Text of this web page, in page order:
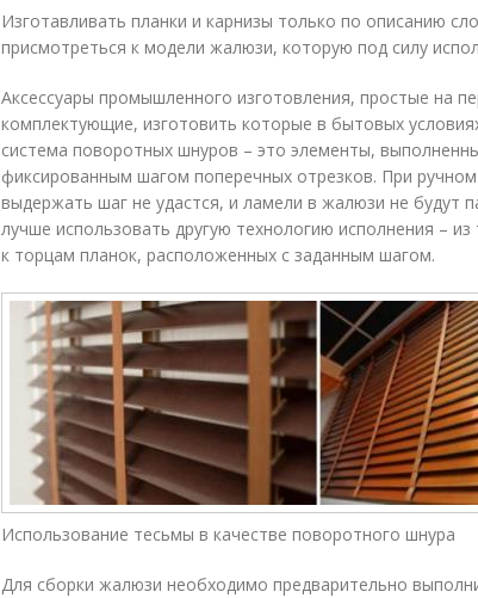
Изготавливать планки и карнизы только по описанию
присмотреться к модели жалюзи, которую под силу
Аксессуары промышленного изготовления, простые на
комплектующие, изготовить которые в бытовых
система поворотных шнуров – это элементы,
фиксированным шагом поперечных отрезков. При
выдержать шаг не удастся, и ламели в жалюзи не будут
лучше использовать другую технологию исполнения –
к торцам планок, расположенных с заданным шагом.
Использование тесьмы в качестве поворотного шнура
Для сборки жалюзи необходимо предварительно